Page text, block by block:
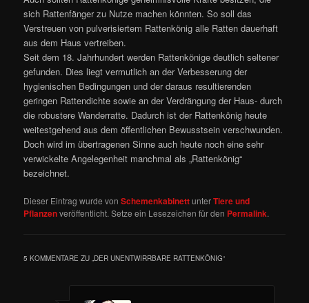
sich Rattenfänger zu Nutze machen könnten. So soll das
Verstreuen von pulverisiertem Rattenkönig alle Ratten dauerhaft
aus dem Haus vertreiben.
Seit dem 18. Jahrhundert werden Rattenkönige deutlich seltener
gefunden. Dies liegt vermutlich an der Verbesserung der
hygienischen Bedingungen und der daraus resultierenden
geringen Rattendichte sowie an der Verdrängung der Haus- durch
die robustere Wanderratte. Dadurch ist der Rattenkönig heute
weitestgehend aus dem öffentlichen Bewusstsein verschwunden.
Doch wird im übertragenen Sinne auch heute noch eine sehr
verwickelte Angelegenheit manchmal als „Rattenkönig“
bezeichnet.
Dieser Eintrag wurde vonSchemenkabinettunterTiere und
Pflanzenveröffentlicht. Setze ein Lesezeichen für den Permalink.
5 KOMMENTARE ZU „DER UNENTWIRRBARE RATTENKÖNIG“